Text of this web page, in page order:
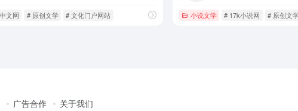
文网 # 原创文学 # 文化门户网站 小说文学 # 17k小说网 # 原创文
广告合作 关于我们